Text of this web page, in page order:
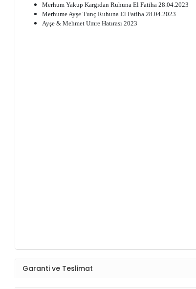
Merhum Yakup Kargıdan Ruhuna El Fatiha 28.04.2023
Merhume Ayşe Tunç Ruhuna El Fatiha 28.04.2023
Ayşe & Mehmet Umre Hatırası 2023
Garanti ve Teslimat